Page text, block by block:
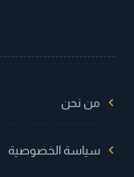
من نحن
سياسة الخصوصية